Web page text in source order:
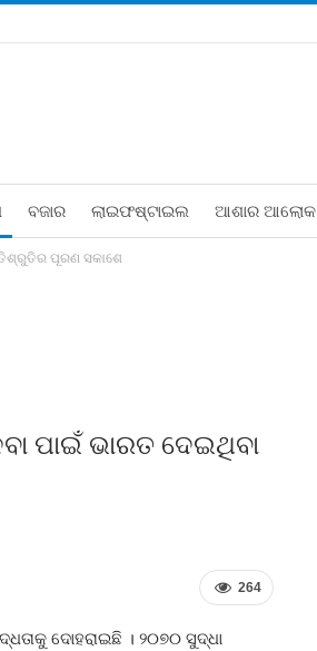
ବଜାର ଲାଇଫଷ୍ଟାଇଲ ଆଶାର ଆଲୋକ
ପୂରଣ ସକାଶେ
ପାଇଁ ଭାରତ ଦେଇଥିବା
264
ଦୋହରାଇଛି । ୨୦୭୦ ସୁଦ୍ଧା